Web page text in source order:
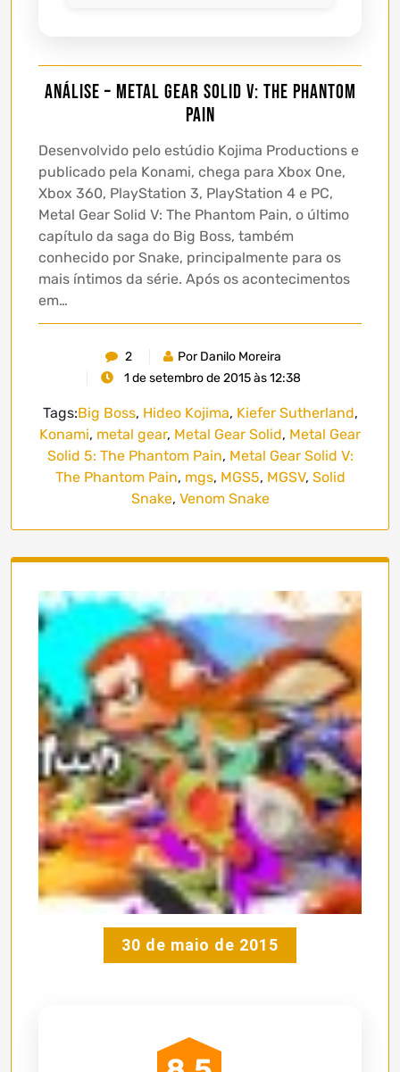
Análise – Metal Gear Solid V: The Phantom
Pain
Desenvolvido pelo estúdio Kojima Productions e
publicado pela Konami, chega para Xbox One,
Xbox 360, PlayStation 3, PlayStation 4 e PC,
Metal Gear Solid V: The Phantom Pain, o último
capítulo da saga do Big Boss, também
conhecido por Snake, principalmente para os
mais íntimos da série. Após os acontecimentos
em…
2
Por Danilo Moreira
1 de setembro de 2015 às 12:38
Tags:Big Boss, Hideo Kojima, Kiefer Sutherland,
Konami, metal gear, Metal Gear Solid, Metal Gear
Solid 5: The Phantom Pain, Metal Gear Solid V:
The Phantom Pain, mgs, MGS5, MGSV, Solid
Snake, Venom Snake
30 de maio de 2015